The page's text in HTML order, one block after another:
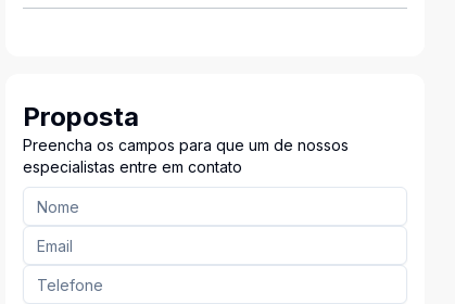
Proposta
Preencha os campos para que um de nossos
especialistas entre em contato